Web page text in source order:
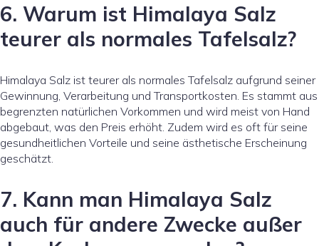
6. Warum ist Himalaya Salz
teurer als normales Tafelsalz?
Himalaya Salz ist teurer als normales Tafelsalz aufgrund seiner
Gewinnung, Verarbeitung und Transportkosten. Es stammt aus
begrenzten natürlichen Vorkommen und wird meist von Hand
abgebaut, was den Preis erhöht. Zudem wird es oft für seine
gesundheitlichen Vorteile und seine ästhetische Erscheinung
geschätzt.
7. Kann man Himalaya Salz
auch für andere Zwecke außer